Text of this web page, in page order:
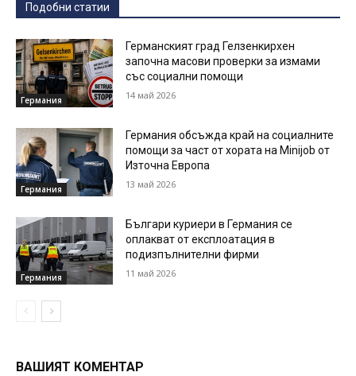
Подобни статии
Германия
Германският град Гелзенкирхен
започна масови проверки за измами
със социални помощи
14 май 2026
Германия
Германия обсъжда край на социалните
помощи за част от хората на Minijob от
Източна Европа
13 май 2026
Германия
Българи куриери в Германия се
оплакват от експлоатация в
подизпълнителни фирми
11 май 2026
ВАШИЯТ КОМЕНТАР